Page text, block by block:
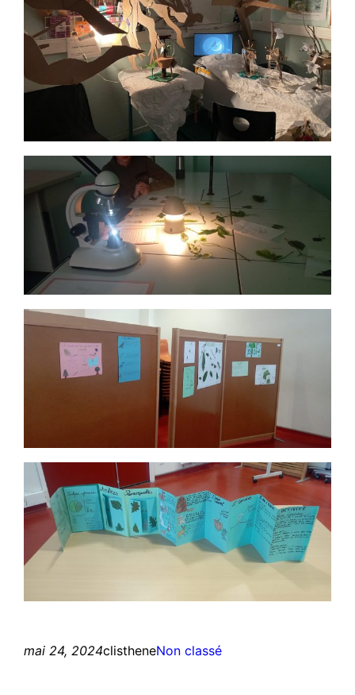
mai 24, 2024clistheneNon classé